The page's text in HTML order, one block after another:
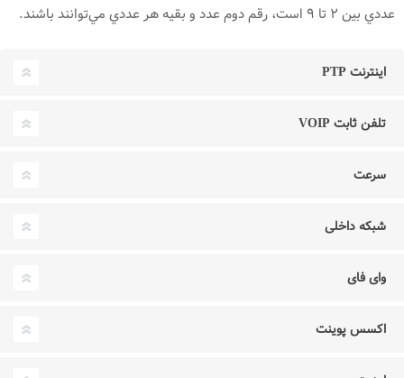
عددي بين ۲ تا ۹ است، رقم دوم عدد و بقيه هر عددي مي‌توانند باشند.
اینترنت PTP
تلفن ثابت VOIP
سرعت
شبکه داخلی
وای فای
اکسس پوینت